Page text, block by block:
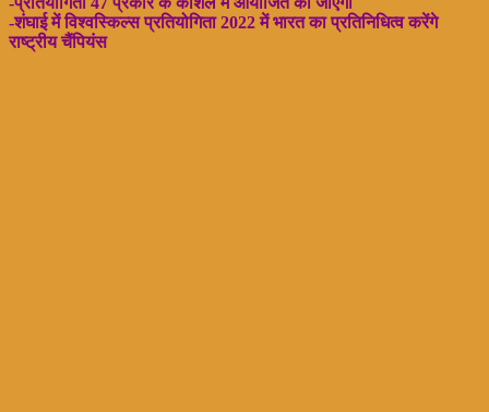
-शंघाई में विश्वस्किल्स प्रतियोगिता 2022 में भारत का प्रतिनिधित्व करेंगे
राष्ट्रीय चैंपियंस